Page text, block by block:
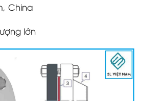
China
lớn